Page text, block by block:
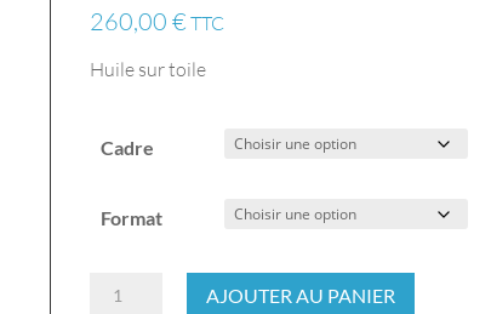
260,00€ TTC
Huile sur toile
Cadre
Format
quantité
AJOUTER AU PANIER